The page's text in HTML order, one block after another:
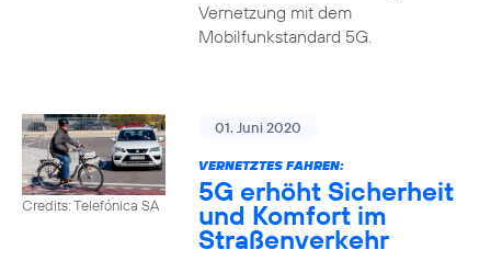
Vernetzung mit dem
Mobilfunkstandard 5G.
Credits: Telefónica SA
01. Juni 2020
VERNETZTES FAHREN:
5G erhöht Sicherheit
und Komfort im
Straßenverkehr